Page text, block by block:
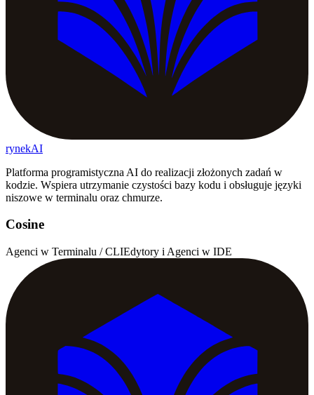
rynekAI
Platforma programistyczna AI do realizacji złożonych zadań w
kodzie. Wspiera utrzymanie czystości bazy kodu i obsługuje języki
niszowe w terminalu oraz chmurze.
Cosine
Agenci w Terminalu / CLIEdytory i Agenci w IDE